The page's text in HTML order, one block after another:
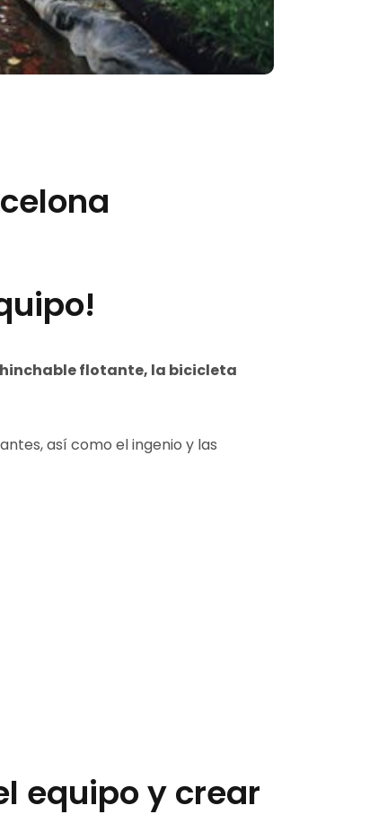
flotante, la bicicleta
así como el ingenio y las
equipo y crear